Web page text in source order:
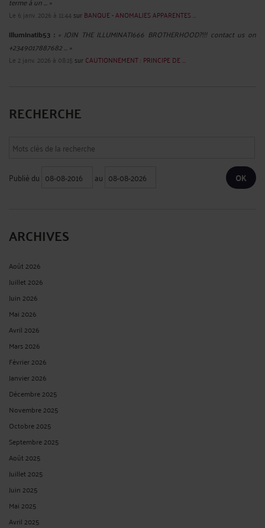
Le 6 janv. 2026 à 11:44 sur BANQUE - ANOMALIES APPARENTES ...
illuminatib53 : « JOIN THE ILLUMINATI666 BROTHERHOOD?!!! contact us on
+2349017887682 ... »
Le 2 janv. 2026 à 08:15 sur CAUTIONNEMENT : PRINCIPE DE ...
RECHERCHE
Publié du au
ARCHIVES
Août 2026
Juillet 2026
Juin 2026
Mai 2026
Avril 2026
Mars 2026
Février 2026
Janvier 2026
Décembre 2025
Novembre 2025
Octobre 2025
Septembre 2025
Août 2025
Juillet 2025
Juin 2025
Mai 2025
Avril 2025